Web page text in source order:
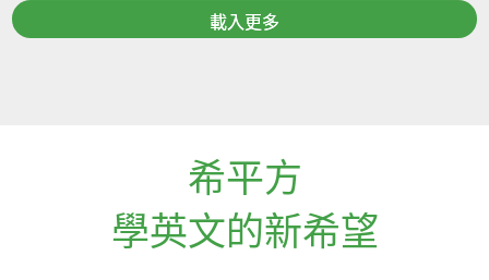
載入更多
希平方
學英文的新希望